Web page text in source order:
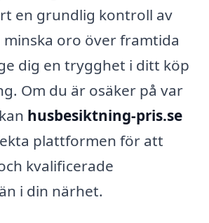
en grundlig kontroll av
oro över framtida
dig en trygghet i ditt köp
Om du är osäker på var
husbesiktning-pris.se
plattformen för att
kvalificerade
i din närhet.